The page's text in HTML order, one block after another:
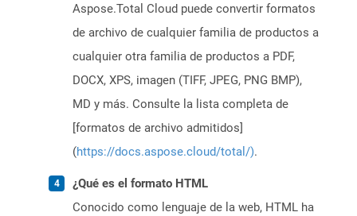
Aspose.Total Cloud puede convertir formatos
de archivo de cualquier familia de productos a
cualquier otra familia de productos a PDF,
DOCX, XPS, imagen (TIFF, JPEG, PNG BMP),
MD y más. Consulte la lista completa de
[formatos de archivo admitidos]
(https://docs.aspose.cloud/total/).
¿Qué es el formato HTML
Conocido como lenguaje de la web, HTML ha